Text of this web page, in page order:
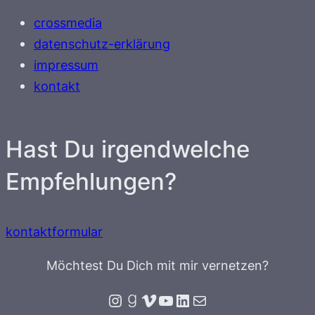
crossmedia
datenschutz-erklärung
impressum
kontakt
Hast Du irgendwelche
Empfehlungen?
kontaktformular
Möchtest Du Dich mit mir vernetzen?
Instagram
Goodreads
Vimeo
YouTube
LinkedIn
E-Mail